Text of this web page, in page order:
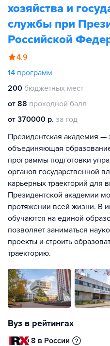
хозяйства и
службы при
Российской
4.9
14 программ
200 бюджетных мест
от 88 проходной балл
от 370000 р. за год
Президентская академия —
объединяющая
программы подготовки
органов государственной
карьерных траекторий для
Президентской академии
протяжении всей жизни. В
обучаются на единой
позволяет заниматься
проекты и строить
траекторию.
Вуз в рейтингах
8 в России